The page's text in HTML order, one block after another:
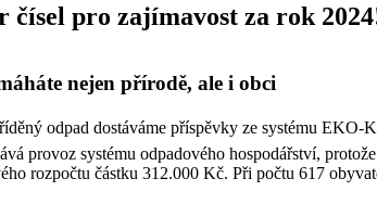
pro zajímavost za rok
nejen přírodě, ale i obci
odpad dostáváme příspěvky ze systému
provoz systému odpadového hospodářství,
rozpočtu částku 312.000 Kč. Při počtu 617